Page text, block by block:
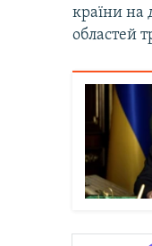
країни на
областей